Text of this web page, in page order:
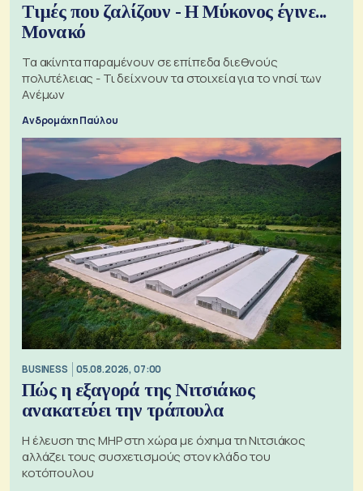
Τιμές που ζαλίζουν - Η Μύκονος έγινε...
Μονακό
Τα ακίνητα παραμένουν σε επίπεδα διεθνούς
πολυτέλειας - Τι δείχνουν τα στοιχεία για το νησί των
Ανέμων
Ανδρομάχη Παύλου
BUSINESS 05.08.2026, 07:00
Πώς η εξαγορά της Νιτσιάκος
ανακατεύει την τράπουλα
H έλευση της MHP στη χώρα με όχημα τη Νιτσιάκος
αλλάζει τους συσχετισμούς στον κλάδο του
κοτόπουλου